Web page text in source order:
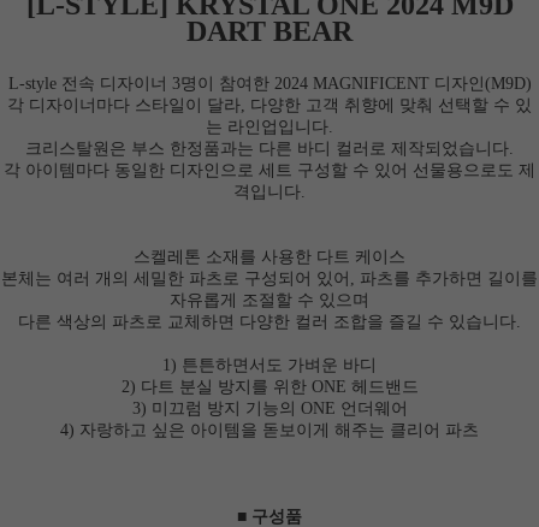
이코 라이프 하
DART BEAR
L-style 전속 디자이너 3명이 참여한 2024 MAGNIFICENT 디자인(M9D)
각 디자이너마다 스타일이 달라, 다양한 고객 취향에 맞춰 선택할 수 있
는 라인업입니다.
크리스탈원은 부스 한정품과는 다른 바디 컬러로 제작되었습니다.
각 아이템마다 동일한 디자인으로 세트 구성할 수 있어 선물용으로도 제
격입니다.
스켈레톤 소재를 사용한 다트 케이스
본체는 여러 개의 세밀한 파츠로 구성되어 있어, 파츠를 추가하면 길이를
자유롭게 조절할 수 있으며
다른 색상의 파츠로 교체하면 다양한 컬러 조합을 즐길 수 있습니다.
1) 튼튼하면서도 가벼운 바디
2) 다트 분실 방지를 위한 ONE 헤드밴드
3) 미끄럼 방지 기능의 ONE 언더웨어
4) 자랑하고 싶은 아이템을 돋보이게 해주는 클리어 파츠
■ 구성품